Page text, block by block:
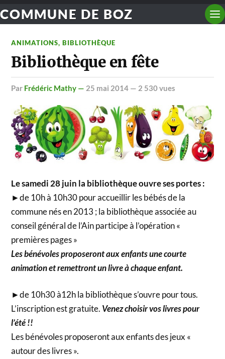
COMMUNE DE BOZ
ANIMATIONS,BIBLIOTHÈQUE
Bibliothèque en fête
par Frédéric Mathy — 25 mai 2014 — 2 530 vues
Le samedi 28 juin la bibliothèque ouvre ses portes :
►de 10h à 10h30 pour accueillir les bébés de la
commune nés en 2013 ; la bibliothèque associée au
conseil général de l’Ain participe à l’opération «
premières pages »
Les bénévoles proposeront aux enfants une courte
animation et remettront un livre à chaque enfant.
►de 10h30 à12h la bibliothèque s’ouvre pour tous.
L’inscription est gratuite. Venez choisir vos livres pour
l’été !!
Les bénévoles proposeront aux enfants des jeux «
autour des livres ».